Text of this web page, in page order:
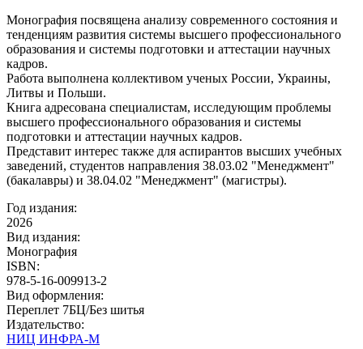
Монография посвящена анализу современного состояния и
тенденциям развития системы высшего профессионального
образования и системы подготовки и аттестации научных
кадров.
Работа выполнена коллективом ученых России, Украины,
Литвы и Польши.
Книга адресована специалистам, исследующим проблемы
высшего профессионального образования и системы
подготовки и аттестации научных кадров.
Предcтавит интерес также для аспирантов высших учебных
заведений, студентов направления 38.03.02 "Менеджмент"
(бакалавры) и 38.04.02 "Менеджмент" (магистры).
Год издания:
2026
Вид издания:
Монография
ISBN:
978-5-16-009913-2
Вид оформления:
Переплет 7БЦ/Без шитья
Издательство:
НИЦ ИНФРА-М